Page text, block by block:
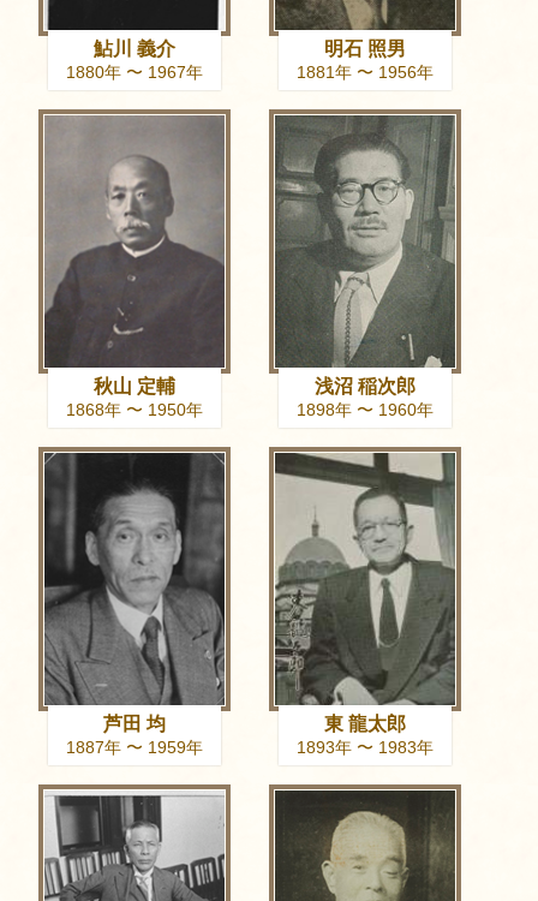
鮎川 義介
1880年 〜 1967年
明石 照男
1881年 〜 1956年
秋山 定輔
1868年 〜 1950年
浅沼 稲次郎
1898年 〜 1960年
芦田 均
1887年 〜 1959年
東 龍太郎
1893年 〜 1983年